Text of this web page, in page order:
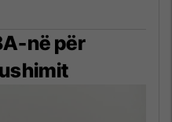
në për